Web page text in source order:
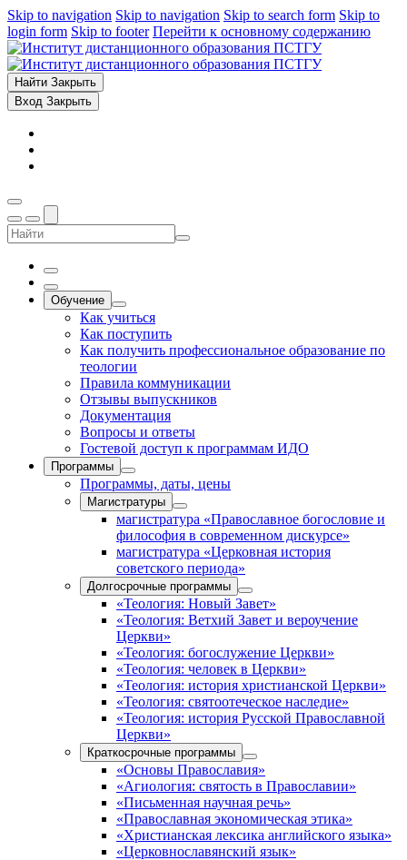
Skip to navigation Skip to navigation Skip to search form Skip to
login form Skip to footer Перейти к основному содержанию
Найти Закрыть
Вход Закрыть
Обучение
Как учиться
Как поступить
Как получить профессиональное образование по
теологии
Правила коммуникации
Отзывы выпускников
Документация
Вопросы и ответы
Гостевой доступ к программам ИДО
Программы
Программы, даты, цены
Магистратуры
магистратура «Православное богословие и
философия в современном дискурсе»
магистратура «Церковная история
советского периода»
Долгосрочные программы
«Теология: Новый Завет»
«Теология: Ветхий Завет и вероучение
Церкви»
«Теология: богослужение Церкви»
«Теология: человек в Церкви»
«Теология: история христианской Церкви»
«Теология: святоотеческое наследие»
«Теология: история Русской Православной
Церкви»
Краткосрочные программы
«Основы Православия»
«Агиология: святость в Православии»
«Письменная научная речь»
«Православная экономическая этика»
«Христианская лексика английского языка»
«Церковнославянский язык»